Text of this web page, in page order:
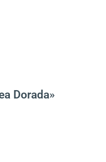
Dorada»